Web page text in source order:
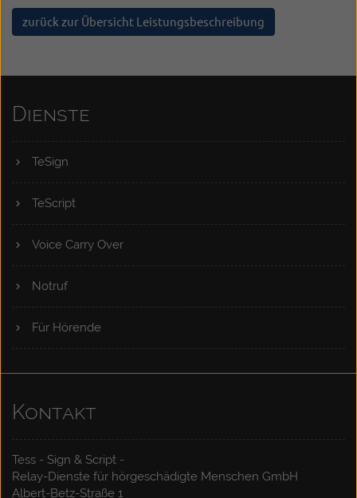
zurück zur Übersicht Leistungsbeschreibung
Dienste
TeSign
TeScript
Voice Carry Over
Notruf
Für Hörende
Kontakt
Tess - Sign & Script -
Relay-Dienste für hörgeschädigte Menschen GmbH
Albert-Betz-Straße 1